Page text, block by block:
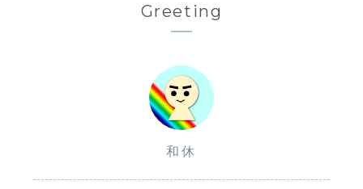
Greeting
和休